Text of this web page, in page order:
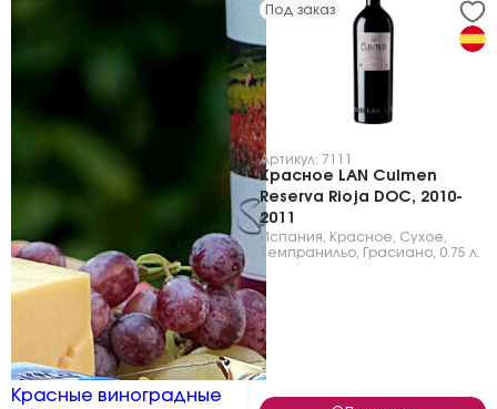
Красные виноградные
Под заказ
Артикул: 7111
Красное LAN Culmen
Reserva Rioja DOC, 2010-
2011
Испания Красное Сухое
Темпранильо
Грасиано 0.75 л.